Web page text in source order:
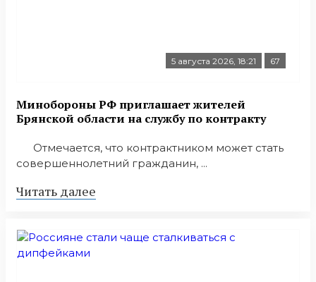
5 августа 2026, 18:21 67
Минобoроны РФ приглaшaет житeлeй
Брянской области на службу по контракту
Отмечается, что контрактником может стать
совершеннолетний гражданин, ...
Читать далее